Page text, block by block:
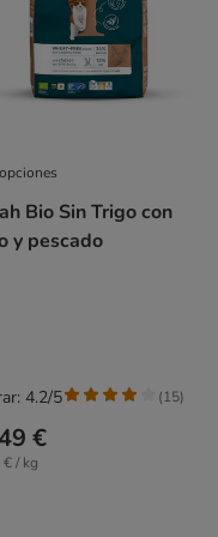
Bio Sin Trigo con
y pescado
€
/ kg
4.2/5 (15)